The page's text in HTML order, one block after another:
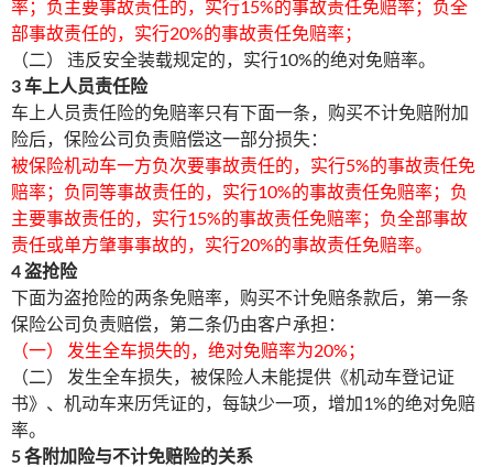
率；负主要事故责任的，实行15%的事故责任免赔率；负全
部事故责任的，实行20%的事故责任免赔率；
（二） 违反安全装载规定的，实行10%的绝对免赔率。
3 车上人员责任险
车上人员责任险的免赔率只有下面一条，购买不计免赔附加
险后，保险公司负责赔偿这一部分损失：
被保险机动车一方负次要事故责任的，实行5%的事故责任免
赔率；负同等事故责任的，实行10%的事故责任免赔率；负
主要事故责任的，实行15%的事故责任免赔率；负全部事故
责任或单方肇事事故的，实行20%的事故责任免赔率。
4 盗抢险
下面为盗抢险的两条免赔率，购买不计免赔条款后，第一条
保险公司负责赔偿，第二条仍由客户承担：
（一） 发生全车损失的，绝对免赔率为20%；
（二） 发生全车损失，被保险人未能提供《机动车登记证
书》、机动车来历凭证的，每缺少一项，增加1%的绝对免赔
率。
5 各附加险与不计免赔险的关系